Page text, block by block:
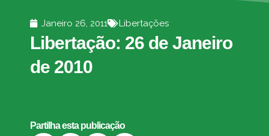
Janeiro 26, 2011 Libertações
Libertação: 26 de Janeiro
de 2010
Partilha esta publicação